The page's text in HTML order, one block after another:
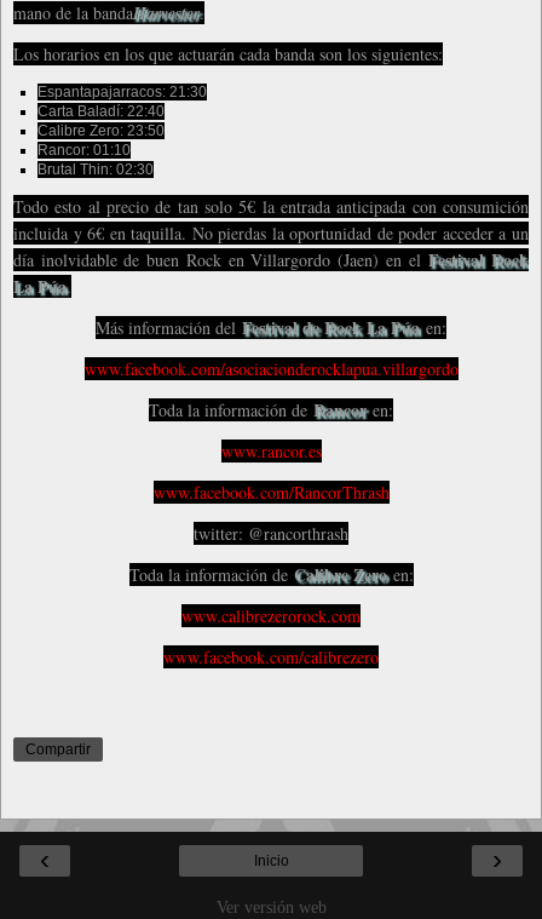
mano de la bandaHarvester.
Los horarios en los que actuarán cada banda son los siguientes:
Espantapajarracos: 21:30
Carta Baladí: 22:40
Calibre Zero: 23:50
Rancor: 01:10
Brutal Thin: 02:30
Todo esto al precio de tan solo 5€ la entrada anticipada con consumición
incluida y 6€ en taquilla. No pierdas la oportunidad de poder acceder a un
día inolvidable de buen Rock en Villargordo (Jaen) en elFestival Rock
La Púa.
Más información del Festival de Rock La Púaen:
www.facebook.com/asociacionderocklapua.villargordo
Toda la información de Rancoren:
www.rancor.es
www.facebook.com/RancorThrash
twitter: @rancorthrash
Toda la información de Calibre Zeroen:
www.calibrezerorock.com
www.facebook.com/calibrezero
Compartir
‹ ›
Inicio
Ver versión web